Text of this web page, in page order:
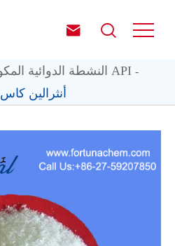
 
النشطة الدوائية المكون API
أنثرالين كاس 1143-38-0